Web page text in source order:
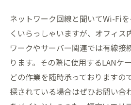
ネットワーク回線と聞いてWi-Fi
くいらっしゃいますが、オフィス
ワークやサーバー関連では有線接
ります。その際に使用するLANケ
どの作業を随時承っておりますの
探されている場合はぜひお問い合